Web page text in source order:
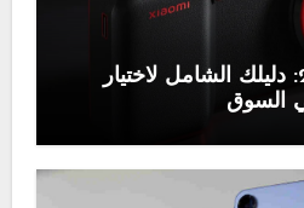
أفضل هواتف 2025: دليلك الشامل لاختيار
السوق